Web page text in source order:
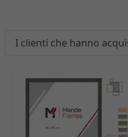
I clienti che hanno